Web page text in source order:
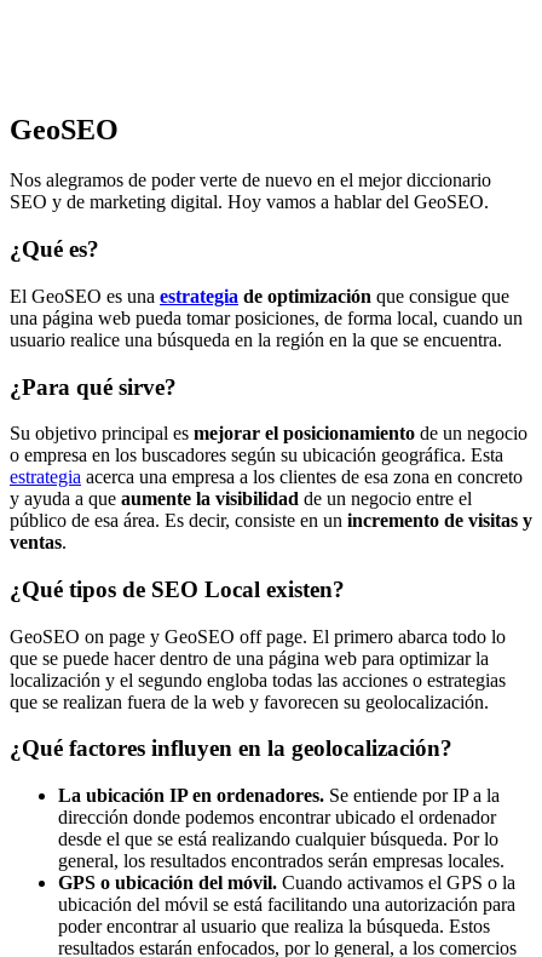
GeoSEO
Nos alegramos de poder verte de nuevo en el mejor diccionario
SEO y de marketing digital. Hoy vamos a hablar del GeoSEO.
¿Qué es?
El GeoSEO es una estrategia de optimización que consigue que
una página web pueda tomar posiciones, de forma local, cuando un
usuario realice una búsqueda en la región en la que se encuentra.
¿Para qué sirve?
Su objetivo principal es mejorar el posicionamiento de un negocio
o empresa en los buscadores según su ubicación geográfica. Esta
estrategia acerca una empresa a los clientes de esa zona en concreto
y ayuda a que aumente la visibilidad de un negocio entre el
público de esa área. Es decir, consiste en un incremento de visitas y
ventas.
¿Qué tipos de SEO Local existen?
GeoSEO on page y GeoSEO off page. El primero abarca todo lo
que se puede hacer dentro de una página web para optimizar la
localización y el segundo engloba todas las acciones o estrategias
que se realizan fuera de la web y favorecen su geolocalización.
¿Qué factores influyen en la geolocalización?
La ubicación IP en ordenadores. Se entiende por IP a la
dirección donde podemos encontrar ubicado el ordenador
desde el que se está realizando cualquier búsqueda. Por lo
general, los resultados encontrados serán empresas locales.
GPS o ubicación del móvil. Cuando activamos el GPS o la
ubicación del móvil se está facilitando una autorización para
poder encontrar al usuario que realiza la búsqueda. Estos
resultados estarán enfocados, por lo general, a los comercios